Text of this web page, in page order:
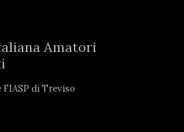
Amatori
di Treviso